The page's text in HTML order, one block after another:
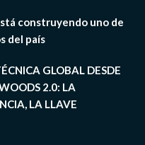
construyendo uno de
del país
GLOBAL DESDE
2.0: LA
LA LLAVE